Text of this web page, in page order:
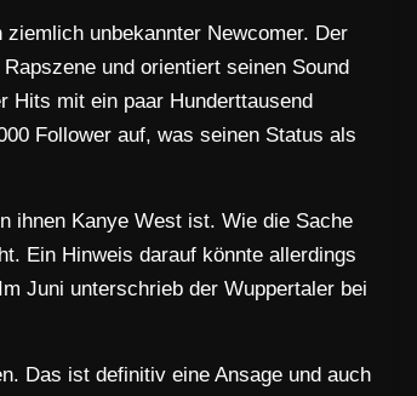
unbekannter Newcomer. Der
und orientiert seinen Sound
Hits mit ein paar Hunderttausend
Follower auf, was seinen Status als
ihnen Kanye West ist. Wie die Sache
Ein Hinweis darauf könnte allerdings
Juni unterschrieb der Wuppertaler bei
Das ist definitiv eine Ansage und auch